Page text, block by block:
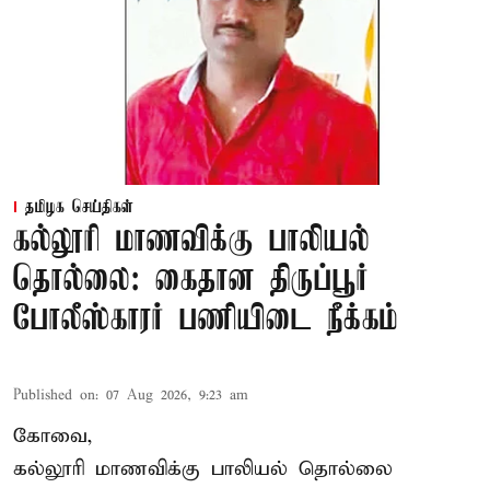
தமிழக செய்திகள்
கல்லூரி மாணவிக்கு பாலியல்
தொல்லை: கைதான திருப்பூர்
போலீஸ்காரர் பணியிடை நீக்கம்
Published on: 07 Aug 2026, 9:23 am
கோவை,
கல்லூரி மாணவிக்கு பாலியல் தொல்லை